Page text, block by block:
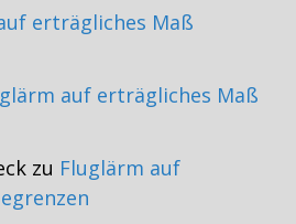
erträgliches Maß
auf erträgliches Maß
zu Fluglärm auf